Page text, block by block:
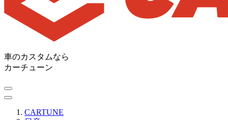
車のカスタムなら
カーチューン
CARTUNE